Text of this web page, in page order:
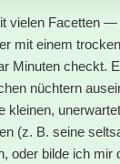
vielen Facetten —
mit einem
Minuten checkt.
nüchtern
kleinen,
(z. B. seine
oder bilde ich mir